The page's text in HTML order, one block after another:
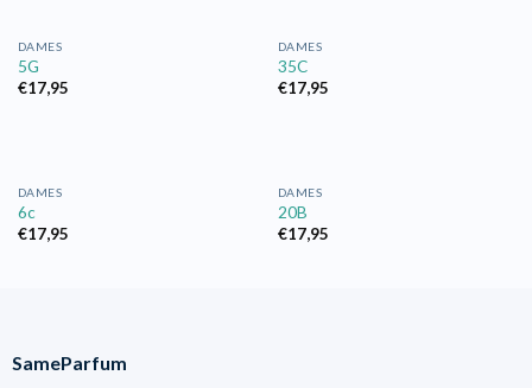
DAMES
5G
€17,95
DAMES
35C
€17,95
DAMES
6c
€17,95
DAMES
20B
€17,95
SameParfum